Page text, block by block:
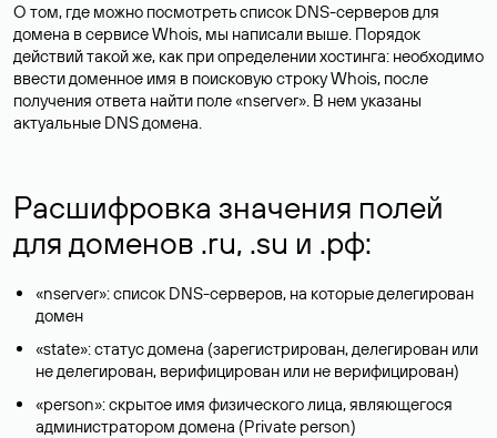
О том, где можно посмотреть список DNS-серверов для
домена в сервисе Whois, мы написали выше. Порядок
действий такой же, как при определении хостинга: необходимо
ввести доменное имя в поисковую строку Whois, после
получения ответа найти поле «nserver». В нем указаны
актуальные DNS домена.
Расшифровка значения полей
для доменов .ru, .su и .рф:
«nserver»: список DNS-серверов, на которые делегирован
домен
«state»: статус домена (зарегистрирован, делегирован или
не делегирован, верифицирован или не верифицирован)
«person»: скрытое имя физического лица, являющегося
администратором домена (Privatе person)